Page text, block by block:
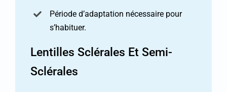
Période d’adaptation nécessaire pour
s’habituer.
Lentilles Sclérales Et Semi-
Sclérales